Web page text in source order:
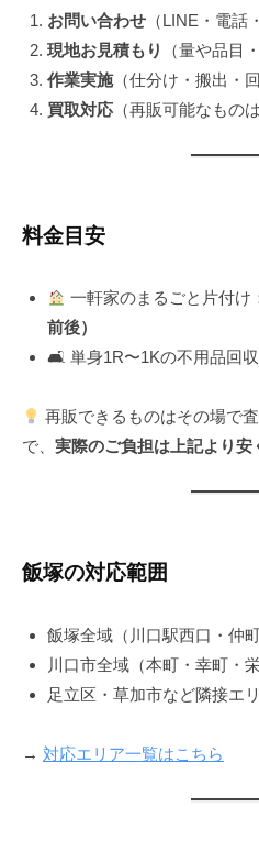
お問い合わせ（LINE・電話
現地お見積もり
（量や品目
作業実施（仕分け・搬出・回
買取対応（再販可能なもの
料金目安
一軒家のまるごと片付け
前後）
🛋 単身1R〜1Kの不用品回収
再販できるものはその場で
で、 実際のご負担は上記より
飯塚の対応範囲
飯塚全域（川口駅西口・仲
川口市全域（本町・幸町・
足立区・草加市など隣接エ
→ 対応エリア一覧はこちら